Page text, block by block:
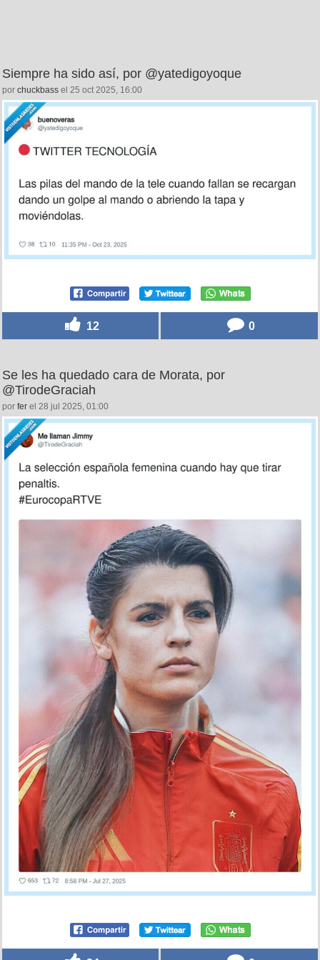
Siempre ha sido así, por @yatedigoyoque
por chuckbass el 25 oct 2025, 16:00
12 0
Se les ha quedado cara de Morata, por
@TirodeGraciah
por fer el 28 jul 2025, 01:00